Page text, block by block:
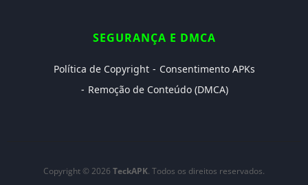
SEGURANÇA E DMCA
Política de Copyright
Consentimento APKs
Remoção de Conteúdo (DMCA)
Copyright © 2026 TeckAPK. Todos os direitos reservados.